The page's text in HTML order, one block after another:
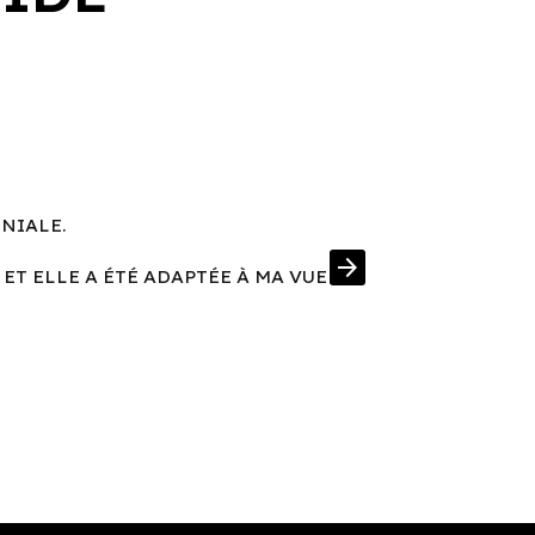
ELLE A ÉTÉ ADAPTÉE À MA VUE arrow_forward